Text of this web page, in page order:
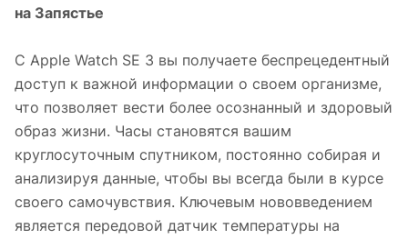
на Запястье
С Apple Watch SE 3 вы получаете беспрецедентный
доступ к важной информации о своем организме,
что позволяет вести более осознанный и здоровый
образ жизни. Часы становятся вашим
круглосуточным спутником, постоянно собирая и
анализируя данные, чтобы вы всегда были в курсе
своего самочувствия. Ключевым нововведением
является передовой датчик температуры на